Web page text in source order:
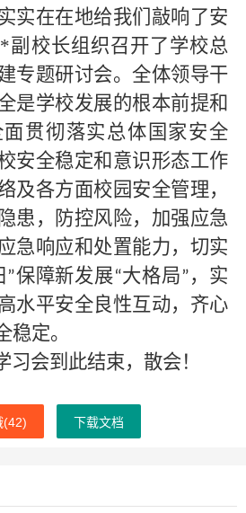
实在在地给我们敲响了安
*副校长组织召开了学校总
专题研讨会。全体领导干
是学校发展的根本前提和
贯彻落实总体国家安全
安全稳定和意识形态工作
及各方面校园安全管理，
患，防控风险，加强应急
急响应和处置能力，切实
”保障新发展“大格局”，实
水平安全良性互动，齐心
稳定。
会到此结束，散会！
(42) 下载文档